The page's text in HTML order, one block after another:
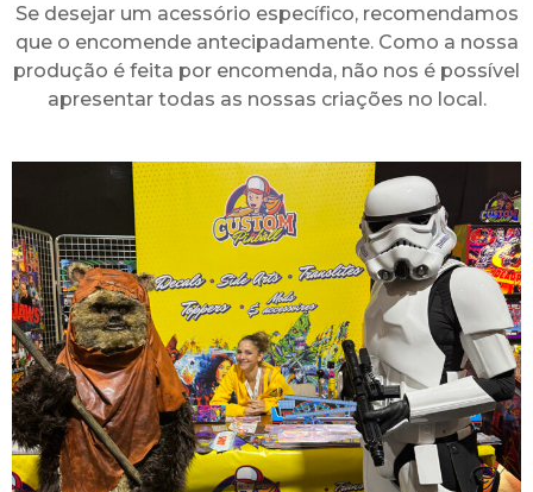
Se desejar um acessório específico, recomendamos
que o encomende antecipadamente. Como a nossa
produção é feita por encomenda, não nos é possível
apresentar todas as nossas criações no local.